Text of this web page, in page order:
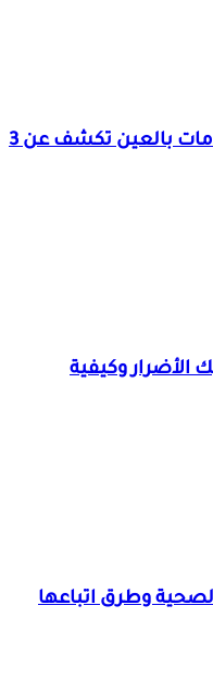
منها التصلب المتعدد.. علامات بالعين تكشف عن 3
الأضرار وكيفية
وطرق اتباعها